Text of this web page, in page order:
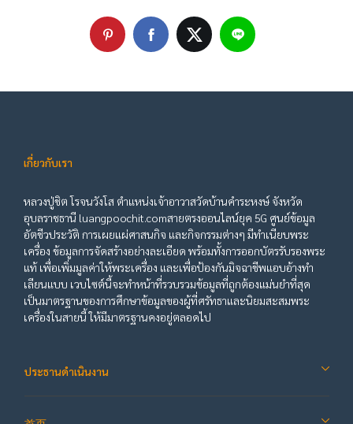
เกี่ยวกับเรา
หลวงปู่ชิต โรจนวังโส ตำแหน่งเจ้าอาวาสวัดบ้านคำระหงษ์ จังหวัด
อุบลราชธานี luangpoochit.comสายตรงออนไลน์ยุค 5G ศูนย์ข้อมูล
อัตชีวประวัติ การเผยแผ่ศาสนกิจ และกิจกรรมต่างๆ มีทำเนียบพระ
เครื่อง ข้อมูลการจัดสร้างอย่างละเอียด พร้อมทั้งการออกบัตรรับรองพระ
แท้ เพื่อเพิ่มมูลค่าให้พระเครื่อง และเพื่อป้องกันมิจฉาชีพแอบอ้างทำ
เลียนแบบ เวบไซต์นี้จะทำหน้าที่รวบรวมข้อมูลที่ถูกต้องแม่นยำที่สุด
เป็นมาตรฐานของการศึกษาข้อมูลของผู้ที่ศรัทธาและนิยมสะสมพระ
เครื่องในสายนี้ ให้มีมาตรฐานคงอยู่ตลอดไป
ประธานดำเนินงาน